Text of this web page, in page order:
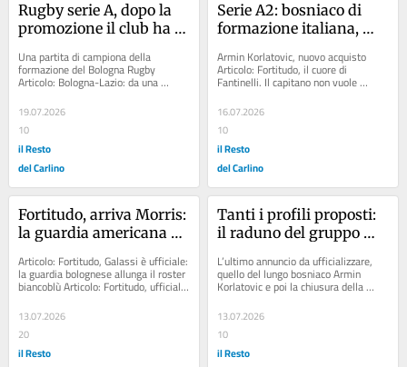
Rugby serie A, dopo la
promozione il club ha
ancora e fare bene. Il
Bologna è in attesa del
rinforzare la mischia
Una partita di campiona della
formazione del Bologna Rugby
Articolo: Bologna-Lazio: da una
romana all'altra per inseguire
l'Europa,...
19.07.2026
10
il Resto
del Carlino
Serie A2: bosniaco di
formazione italiana,
Piacenza. Soddisfatto
Cavina: "Ha maturato
Korlatovic: "Fortitudo,
un sogno che si avvera»
Armin Korlatovic, nuovo acquisto
Articolo: Fortitudo, il cuore di
Fantinelli. Il capitano non vuole
mancare Articolo: Ballandi con le
stelle...
16.07.2026
10
il Resto
del Carlino
Fortitudo, arriva Morris:
la guardia americana
coach Cavina
Articolo: Fortitudo, Galassi è ufficiale:
la guardia bolognese allunga il roster
biancoblù Articolo: Fortitudo, ufficiale
13.07.2026
20
il Resto
Tanti i profili proposti:
il raduno del gruppo
Guerri vuole accelerare
per l’ultimo straniero
L’ultimo annuncio da ufficializzare,
quello del lungo bosniaco Armin
Korlatovic e poi la chiusura della
campagna rafforzamenti con
l’ingaggio...
13.07.2026
10
il Resto